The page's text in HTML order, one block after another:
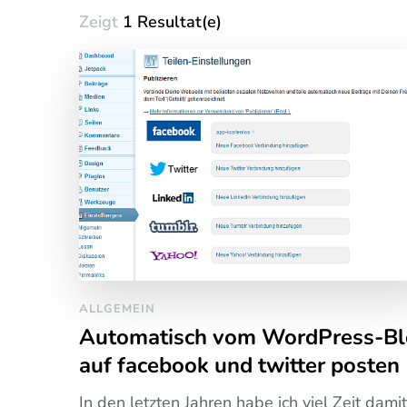
Zeigt 1 Resultat(e)
ALLGEMEIN
Automatisch vom WordPress-
auf facebook und twitter posten
In den letzten Jahren habe ich viel Zeit damit